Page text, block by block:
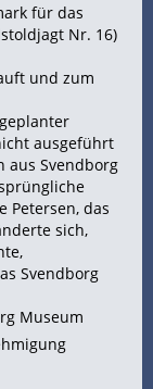
für das
Nr. 16)
und zum
ausgeführt
aus Svendborg
Petersen, das
sich,
Svendborg
Museum